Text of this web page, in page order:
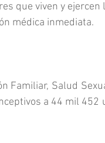
que viven y ejercen
médica inmediata.
Familiar, Salud
a 44 mil 452